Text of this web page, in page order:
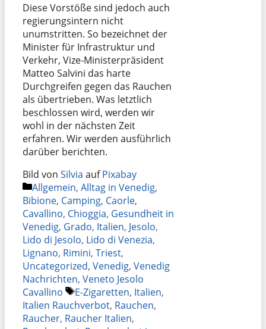
Diese Vorstöße sind jedoch auch
regierungsintern nicht
unumstritten. So bezeichnet der
Minister für Infrastruktur und
Verkehr, Vize-Ministerpräsident
Matteo Salvini das harte
Durchgreifen gegen das Rauchen
als übertrieben. Was letztlich
beschlossen wird, werden wir
wohl in der nächsten Zeit
erfahren. Wir werden ausführlich
darüber berichten.
Bild von Silvia aufPixabay
Kategorien
Allgemein, Alltag in Venedig,
Bibione, Camping, Caorle,
Cavallino, Chioggia, Gesundheit in
Venedig, Grado, Italien, Jesolo,
Lido di Jesolo, Lido di Venezia,
Lignano, Rimini, Triest,
Uncategorized, Venedig, Venedig
Nachrichten, Veneto Jesolo
Cavallino
Schlagwörter
E-Zigaretten, Italien,
Italien Rauchverbot, Rauchen,
Raucher, Raucher Italien,